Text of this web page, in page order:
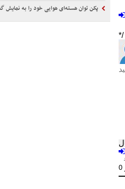
پکن توان هسته‌ای هوایی خود را به نمایش